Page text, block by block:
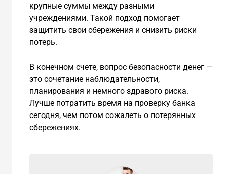
крупные суммы между разными
учреждениями. Такой подход помогает
защитить свои сбережения и снизить риски
потерь.
В конечном счете, вопрос безопасности денег —
это сочетание наблюдательности,
планирования и немного здравого риска.
Лучше потратить время на проверку банка
сегодня, чем потом сожалеть о потерянных
сбережениях.